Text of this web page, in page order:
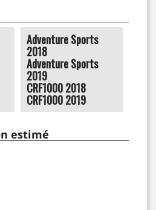
Adventure Sports
2018
Adventure Sports
2019
CRF1000 2018
CRF1000 2019
estimé